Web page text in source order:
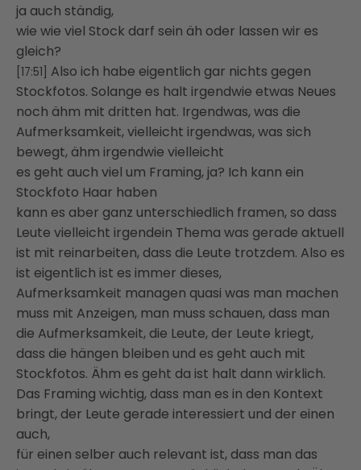
ja auch ständig,
wie wie viel Stock darf sein äh oder lassen wir es
gleich?
[17:51]
Also ich habe eigentlich gar nichts gegen
Stockfotos. Solange es halt irgendwie etwas Neues
noch ähm mit dritten hat. Irgendwas, was die
Aufmerksamkeit, vielleicht irgendwas, was sich
bewegt, ähm irgendwie vielleicht
es geht auch viel um Framing, ja? Ich kann ein
Stockfoto Haar haben
kann es aber ganz unterschiedlich framen, so dass
Leute vielleicht irgendein Thema was gerade aktuell
ist mit reinarbeiten, dass die Leute trotzdem. Also es
ist eigentlich ist es immer dieses,
Aufmerksamkeit managen quasi was man machen
muss mit Anzeigen, man muss schauen, dass man
die Aufmerksamkeit, die Leute, der Leute kriegt,
dass die hängen bleiben und es geht auch mit
Stockfotos. Ähm es geht da ist halt dann wirklich.
Das Framing wichtig, dass man es in den Kontext
bringt, der Leute gerade interessiert und der einen
auch,
für einen selber auch relevant ist, dass man das